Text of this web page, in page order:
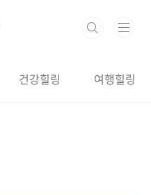
건강힐링 여행힐링